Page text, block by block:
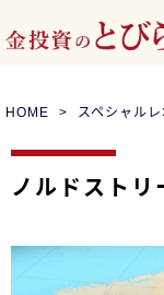
HOME スペシャルレ
ノルドストリ